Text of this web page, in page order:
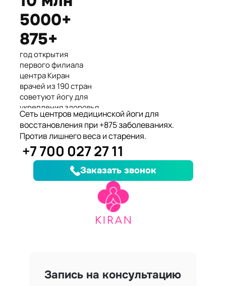
Международные призеры 2-го
Азиатского Чемпионата по
йогасана спорт и единственные
представители Казахстана.
5000+
875+
год открытия
первого филиала
центра Киран
врачей из 190 стран
советуют йогу для
укрепления здоровья
клиентов улучшили
здоровье и
качество жизни
заболеваний, при
которых йога
дополняет лечение
Сеть центров медицинской йоги для
восстановления при +875 заболеваниях.
Против лишнего веса и старения.
+7 700 027 27 11
Заказать звонок
Запись на консультацию